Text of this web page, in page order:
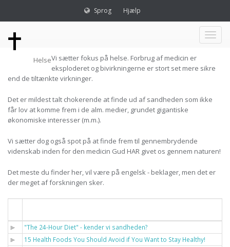
Sprog Hjælp
Toggle
HelseVi sætter fokus på helse. Forbrug af medicin er
eksploderet og bivirkningerne er stort set mere sikre
end de tiltænkte virkninger.
Det er mildest talt chokerende at finde ud af sandheden som ikke
får lov at komme frem i de alm. medier, grundet gigantiske
økonomiske interesser (m.m.).
Vi sætter dog også spot på at finde frem til gennembrydende
videnskab inden for den medicin Gud HAR givet os gennem naturen!
Det meste du finder her, vil være på engelsk - beklager, men det er
der meget af forskningen sker.
"The 24-Hour Diet" - kender vi sandheden?
15 Health Foods You Should Avoid if You Want to Stay Healthy!